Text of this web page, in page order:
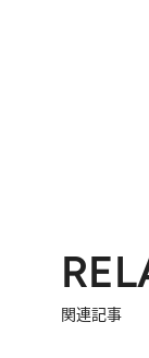
関連記事